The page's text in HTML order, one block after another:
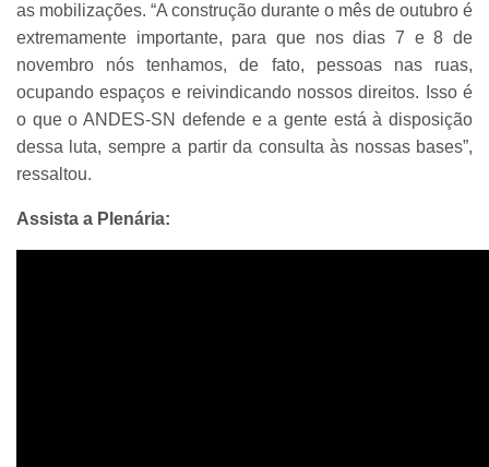
as mobilizações. “A construção durante o mês de outubro é
extremamente importante, para que nos dias 7 e 8 de
novembro nós tenhamos, de fato, pessoas nas ruas,
ocupando espaços e reivindicando nossos direitos. Isso é
o que o ANDES-SN defende e a gente está à disposição
dessa luta, sempre a partir da consulta às nossas bases”,
ressaltou.
Assista a Plenária: